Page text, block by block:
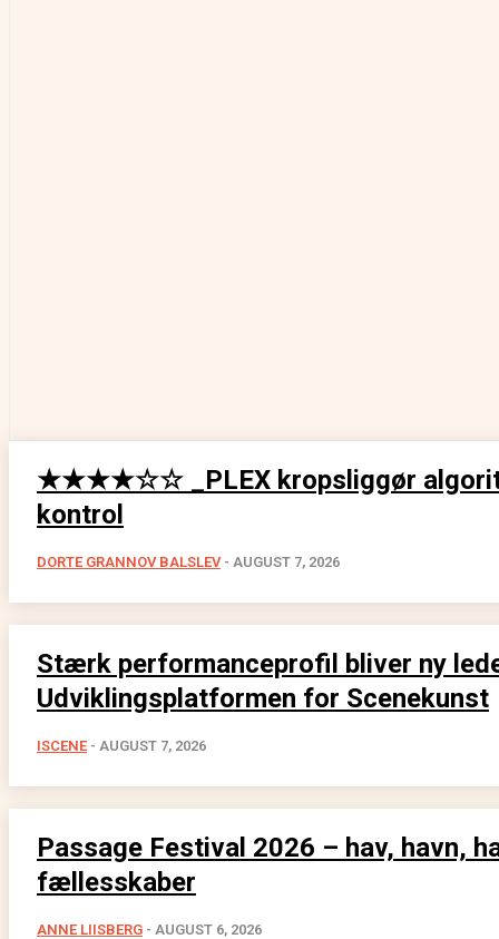
★★★★☆☆ _PLEX kropsliggør
kontrol
DORTE GRANNOV BALSLEV - AUGUST 7, 2026
Stærk performanceprofil bliver ny
Udviklingsplatformen for Scenekunst
ISCENE - AUGUST 7, 2026
Passage Festival 2026 – hav, havn,
fællesskaber
ANNE LIISBERG - AUGUST 6, 2026